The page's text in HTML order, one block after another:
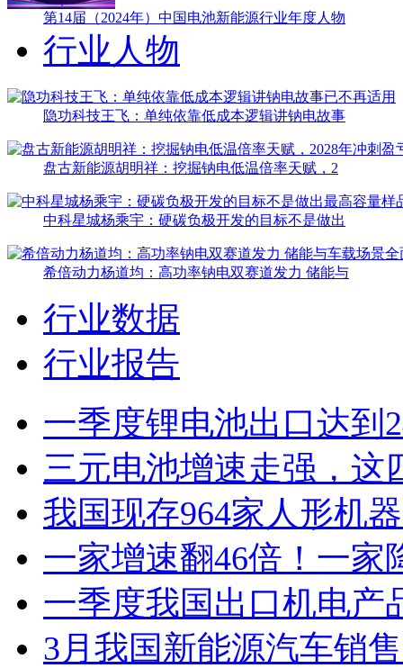
第14届（2024年）中国电池新能源行业年度人物
行业人物
隐功科技王飞：单纯依靠低成本逻辑讲钠电故事
盘古新能源胡明祥：挖掘钠电低温倍率天赋，2
中科星城杨乘宇：硬碳负极开发的目标不是做出
希倍动力杨道均：高功率钠电双赛道发力 储能与
行业数据
行业报告
一季度锂电池出口达到
三元电池增速走强，这
我国现存964家人形机
一家增速翻46倍！一家
一季度我国出口机电产
3月我国新能源汽车销